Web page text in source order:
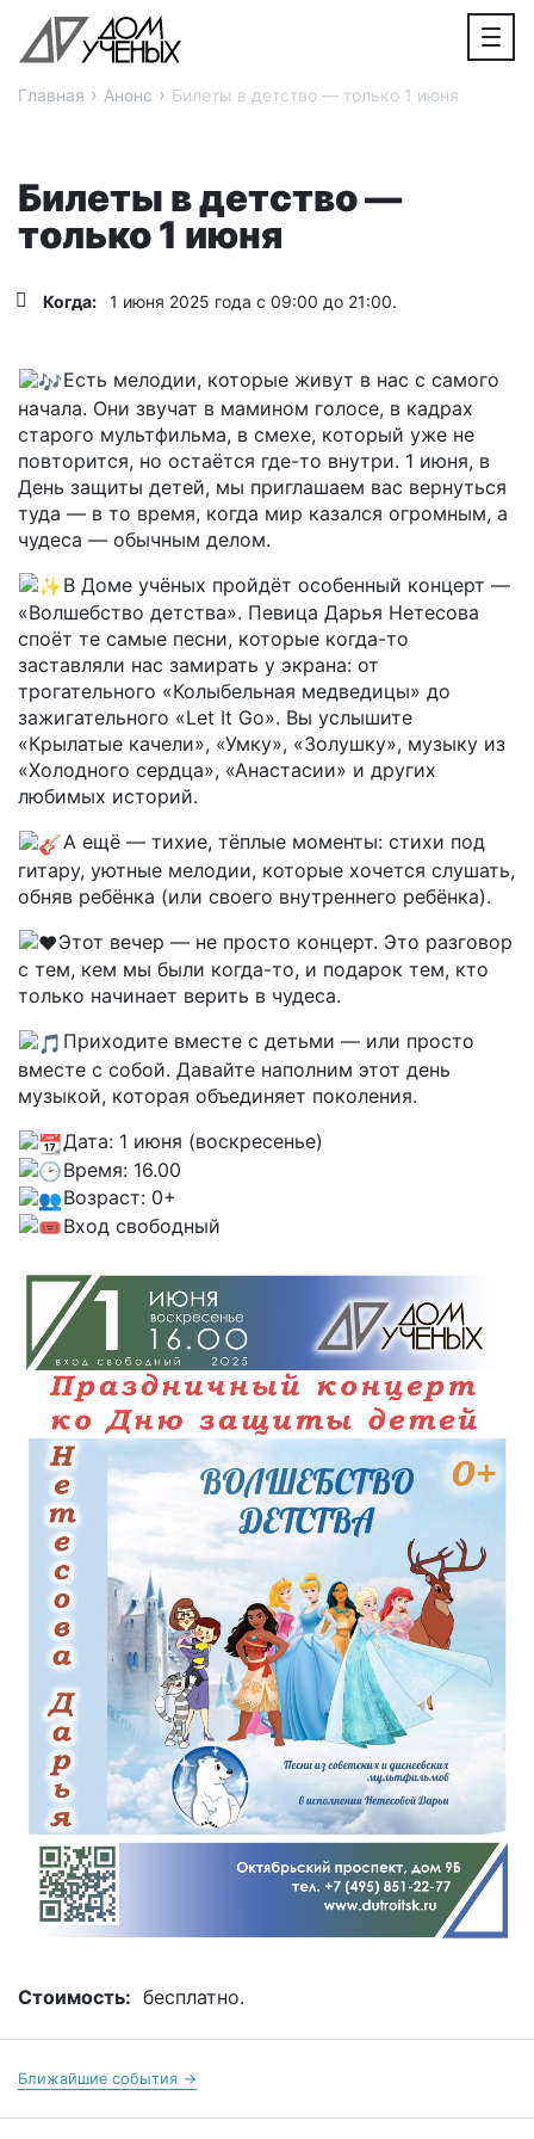
Главная › Анонс › Билеты в детство — только 1 июня
Билеты в детство —
только 1 июня
Когда: 1 июня 2025 года с 09:00 до 21:00.
Есть мелодии, которые живут в нас с самого
начала. Они звучат в мамином голосе, в кадрах
старого мультфильма, в смехе, который уже не
повторится, но остаётся где-то внутри. 1 июня, в
День защиты детей, мы приглашаем вас вернуться
туда — в то время, когда мир казался огромным, а
чудеса — обычным делом.
В Доме учёных пройдёт особенный концерт —
«Волшебство детства». Певица Дарья Нетесова
споёт те самые песни, которые когда-то
заставляли нас замирать у экрана: от
трогательного «Колыбельная медведицы» до
зажигательного «Let It Go». Вы услышите
«Крылатые качели», «Умку», «Золушку», музыку из
«Холодного сердца», «Анастасии» и других
любимых историй.
А ещё — тихие, тёплые моменты: стихи под
гитару, уютные мелодии, которые хочется слушать,
обняв ребёнка (или своего внутреннего ребёнка).
Этот вечер — не просто концерт. Это разговор
с тем, кем мы были когда-то, и подарок тем, кто
только начинает верить в чудеса.
Приходите вместе с детьми — или просто
вместе с собой. Давайте наполним этот день
музыкой, которая объединяет поколения.
Дата: 1 июня (воскресенье)
Время: 16.00
Возраст: 0+
Вход свободный
Стоимость: бесплатно.
Ближайшие события →